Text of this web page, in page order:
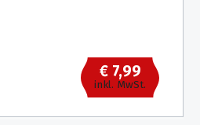
€ 7,99
inkl. MwSt.